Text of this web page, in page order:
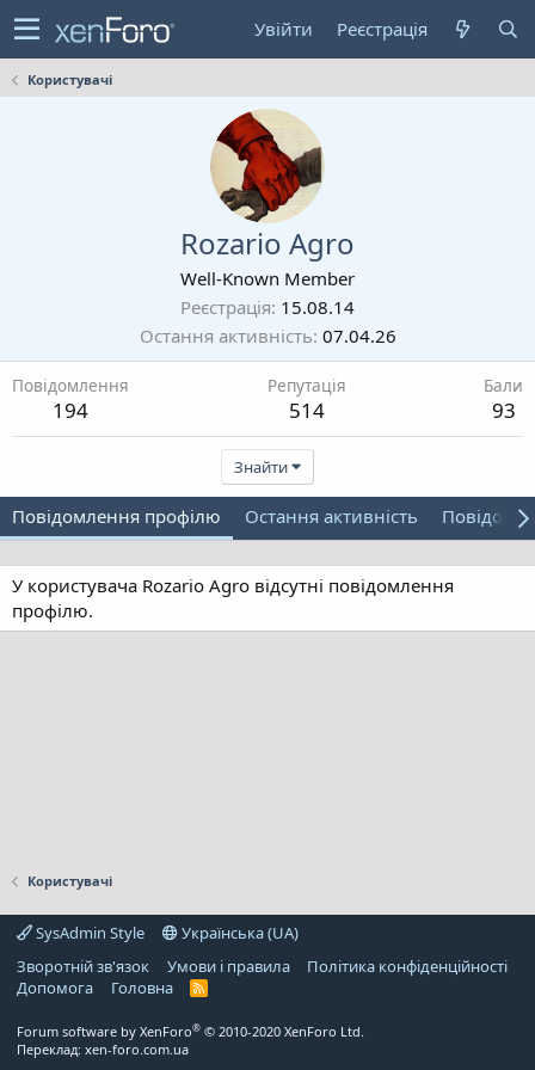
Увійти Реєстрація
Користувачі
Rozario Agro
Well-Known Member
Реєстрація 15.08.14
Остання активність 07.04.26
Повідомлення
194
Репутація
514
Бали
93
Знайти
Повідомлення профілю Остання активність
У користувача Rozario Agro відсутні повідомлення
профілю.
Користувачі
SysAdmin Style
Українська (UA)
Зворотній зв'язок
Умови і правила
Політика конфіденційності
Дoпoмoга
Головна
R
Forum software by XenForo® © 2010-2020 XenForo Ltd.
Переклад: xen-foro.com.ua